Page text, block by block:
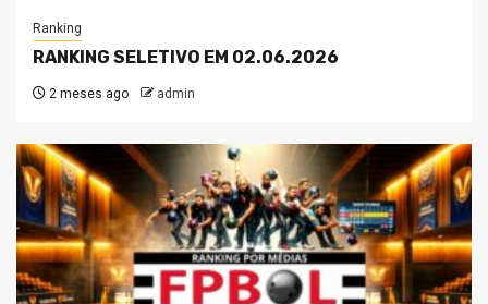
Ranking
RANKING SELETIVO EM 02.06.2026
2 meses ago admin